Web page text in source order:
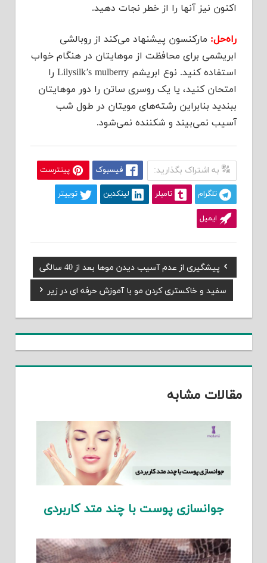
اکنون نیز آنها را از خطر نجات دهید.
راه‌حل: مارکنسون پیشنهاد می‌کند از روبالشی
ابریشمی برای محافظت از موهایتان در هنگام خواب
استفاده کنید. نوع ابریشم Lilysilk’s mulberry را
امتحان کنید، یا یک روسری ساتن را دور موهایتان
ببندید بنابراین رشته‌های مویتان در طول شب
آسیب نمی‌بیند و شکننده نمی‌شود.
به اشتراک بگذارید: فیسبوک پینترست
تلگرام تامبلر لینکدین توییتر
ایمیل
راهبری
نوشته
Previous
Post:
پیشگیری از عدم آسیب دیدن موها بعد از 40 سالگی
Next
Post:
سفید و خاکستری کردن مو با آموزش حرفه ای در زیر
مقالات مشابه
جوانسازی پوست با چند متد کاربردی